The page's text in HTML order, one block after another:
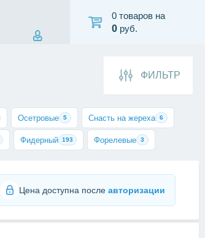
0 товаров на
0 руб.
ФИЛЬТР
Осетровые 5 Снасть на жереха 6
Фидерный 193 Форелевые 3
Цена доступна после авторизации